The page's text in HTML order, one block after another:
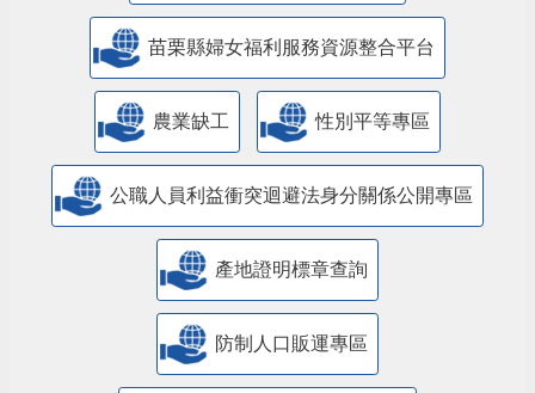
苗栗縣婦女福利服務資源整合平台
農業缺工 性別平等專區
公職人員利益衝突迴避法身分關係公開專區
產地證明標章查詢
防制人口販運專區